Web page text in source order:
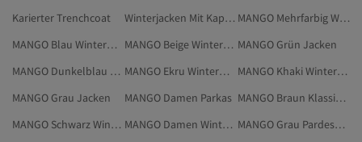
Karierter Trenchcoat
Winterjacken Mit Kapuze
MANGO Mehrfarbig Wintermantel
MANGO Blau Wintermantel
MANGO Beige Wintermantel MANGO Grün Jacken
MANGO Dunkelblau Wintermantel
MANGO Ekru Wintermantel
MANGO Khaki Wintermantel
MANGO Grau Jacken
MANGO Damen Parkas
MANGO Braun Klassische Mäntel
MANGO Schwarz Winterjacken
MANGO Damen Winterjacken
MANGO Grau Pardesü Und Trenchcoat